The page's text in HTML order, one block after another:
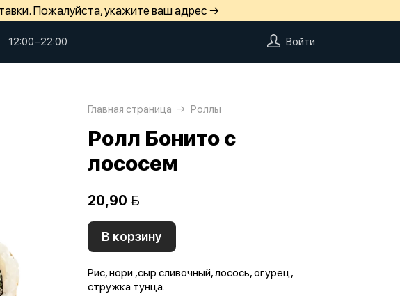
Пожалуйста, укажите ваш адрес →
12:00−22:00 Войти
Главная страница Роллы
Ролл Бонито с
лососем
20,90 
В корзину
Рис, нори ,сыр сливочный, лосось, огурец,
стружка тунца.